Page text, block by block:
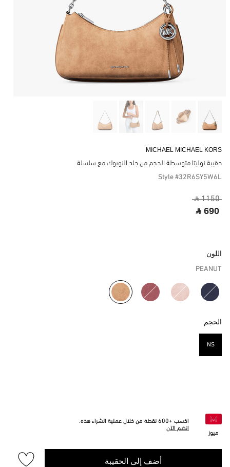
MICHAEL MICHAEL KORS
حقيبة نوليتا متوسطة الحجم من جلد النوبوك مع سلسلة
Style #32R6SY5W6L
‎ ⃁ 1150 ‎
‎ ⃁ 690 ‎
اللون
PEANUT
مختار
الحجم
NS
ميوز
اكسب +600 نقطة من خلال عملية الشراء هذه.
انضم الآن
أضف إلى الحقيبة